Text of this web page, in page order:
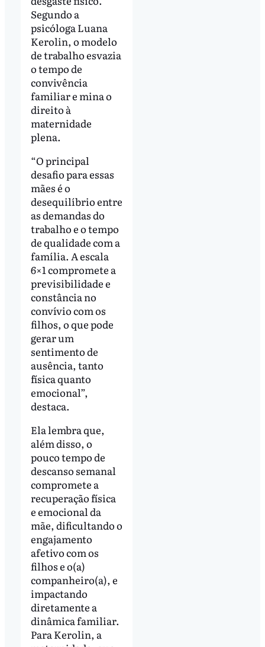
Segundo a
psicóloga Luana
Kerolin, o modelo
de trabalho esvazia
o tempo de
convivência
familiar e mina o
direito à
maternidade
plena.
“O principal
desafio para essas
mães é o
desequilíbrio entre
as demandas do
trabalho e o tempo
de qualidade com a
família. A escala
6×1 compromete a
previsibilidade e
constância no
convívio com os
filhos, o que pode
gerar um
sentimento de
ausência, tanto
física quanto
emocional”,
destaca.
Ela lembra que,
além disso, o
pouco tempo de
descanso semanal
compromete a
recuperação física
e emocional da
mãe, dificultando o
engajamento
afetivo com os
filhos e o(a)
companheiro(a), e
impactando
diretamente a
dinâmica familiar.
Para Kerolin, a